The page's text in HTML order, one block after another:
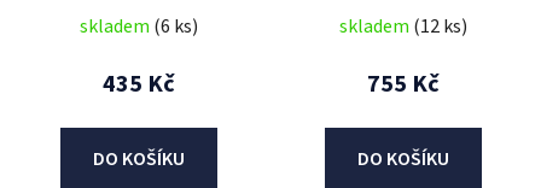
skladem (6 ks)
435 Kč
DO KOŠÍKU
skladem (12 ks)
755 Kč
DO KOŠÍKU